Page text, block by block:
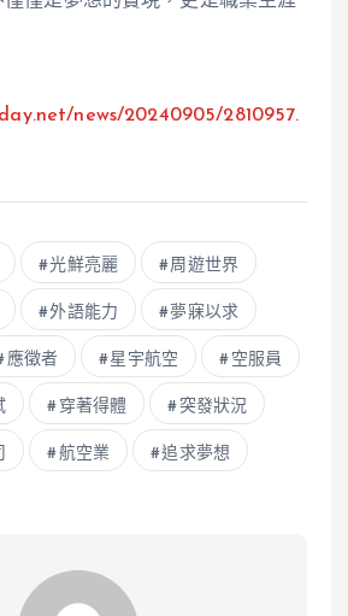
news/20240905/2810957.
光鮮亮麗 周遊世界
外語能力 夢寐以求
應徵者 星宇航空 空服員
穿著得體 突發狀況
航空業 追求夢想